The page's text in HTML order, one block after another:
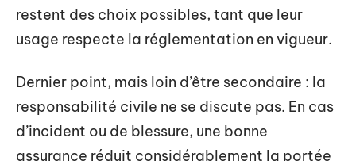
restent des choix possibles, tant que leur
usage respecte la réglementation en vigueur.
Dernier point, mais loin d’être secondaire : la
responsabilité civile ne se discute pas. En cas
d’incident ou de blessure, une bonne
assurance réduit considérablement la portée